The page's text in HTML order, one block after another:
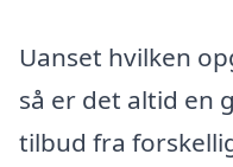
Uanset hvilken
så er det altid en
tilbud fra